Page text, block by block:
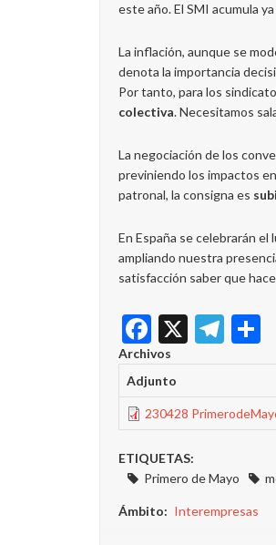
este año. El SMI acumula
La inflación, aunque se
denota la importancia
Por tanto, para los
colectiva. Necesitamos
La negociación de los
previniendo los impactos
patronal, la consigna es
En España se celebrarán el
ampliando nuestra
satisfacción saber que
Facebook
X
Archivos
Adjunto
230428
ETIQUETAS:
Primero de Mayo
Ámbito Interempresas